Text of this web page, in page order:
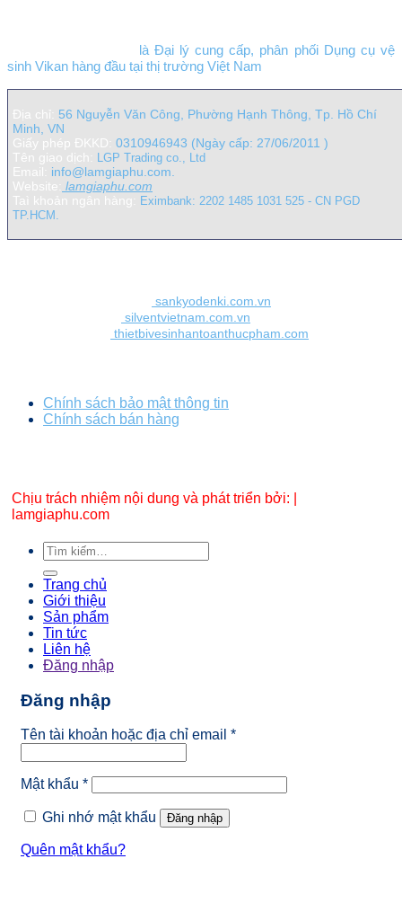
là Đại lý cung cấp, phân phối Dụng cụ vệ
sinh Vikan hàng đầu tại thị trường Việt Nam
Địa chỉ:
56 Nguyễn Văn Công, Phường Hạnh Thông, Tp. Hồ Chí
Minh, VN
Giấy phép ĐKKD: 0310946943 (Ngày cấp: 27/06/2011 )
Tên giao dịch:
LGP Trading co., Ltd
Email:
info@lamgiaphu.com.
Website: lamgiaphu.com
Taì khoản ngân hàng:
Eximbank: 2202 1485 1031 525 - CN PGD
TP.HCM.
sankyodenki.com.vn
silventvietnam.com.vn
thietbivesinhantoanthucpham.com
Chính sách bảo mật thông tin
Chính sách bán hàng
Chịu trách nhiệm nội dung và phát triển bởi: |
lamgiaphu.com
Tìm
kiếm:
Trang chủ
Giới thiệu
Sản phẩm
Tin tức
Liên hệ
Đăng nhập
Đăng nhập
Tên tài khoản hoặc địa chỉ email *Bắt
Mật khẩu *Bắt
Ghi nhớ mật khẩu
Đăng nhập
Quên mật khẩu?